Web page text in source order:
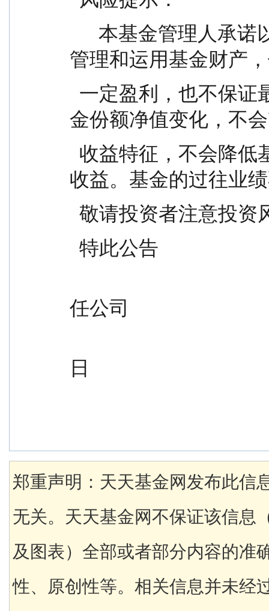
管理和运用基金财产
金份额净值变化，不
收益。基金的过往业
敬请投资者注意投资
  特此公告
任公司
日
郑重声明：天天基金网发布此信
无关。天天基金网不保证该信息
及图表）全部或者部分内容的准
性、原创性等。相关信息并未经